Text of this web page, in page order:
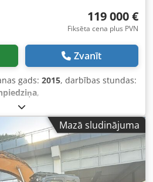
119 000 €
Fiksēta cena plus PVN
Zvanīt
gads: 2015, darbības stundas:
,
Mazā sludinājuma